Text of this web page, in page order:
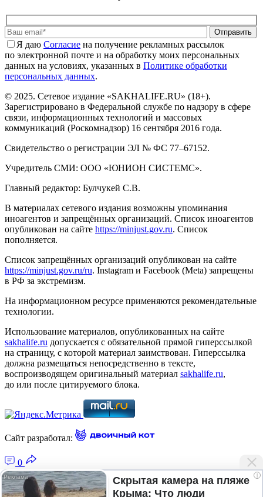
Отправить
Я даю Cогласие на получение рекламных рассылок
по электронной почте и на обработку моих персональных
данных на условиях, указанных в Политике обработки
персональных данных.
© 2025. Сетевое издание «SAKHALIFE.RU» (18+).
Зарегистрировано в Федеральной службе по надзору в сфере
связи, информационных технологий и массовых
коммуникаций (Роскомнадзор) 16 сентября 2016 года.
Свидетельство о регистрации ЭЛ № ФС 77–67152.
Учредитель СМИ: ООО «ЮНИОН СИСТЕМС».
Главный редактор: Булчукей С.В.
В материалах сетевого издания возможны упоминания
иноагентов и запрещённых организаций. Список иноагентов
опубликован на сайте https://minjust.gov.ru. Список
пополняется.
Список запрещённых организаций опубликован на сайте
https://minjust.gov.ru/ru. Instagram и Facebook (Metа) запрещены
в РФ за экстремизм.
На информационном ресурсе применяются рекомендательные
технологии.
Использование материалов, опубликованных на сайте
sakhalife.ru допускается с обязательной прямой гиперссылкой
на страницу, с которой материал заимствован. Гиперссылка
должна размещаться непосредственно в тексте,
воспроизводящем оригинальный материал sakhalife.ru,
до или после цитируемого блока.
Сайт разработал:
0
i
Скрытая камера на пляже
Крыма: Что люди